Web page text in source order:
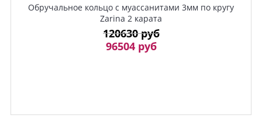
Обручальное кольцо с муассанитами 3мм по кругу
Zarina 2 карата
120630 руб
96504 руб